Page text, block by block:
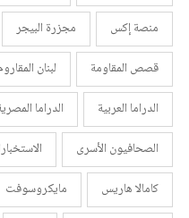
منصة إكس
مجزرة البيجر
قصص المقاومة
لبنان
الدراما العربية
الدراما
الصحافيون الأسرى
كامالا هاريس
مايكروسوفت